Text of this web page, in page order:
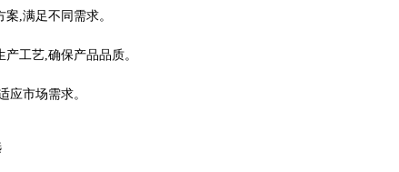
,满足不同需求。
工艺,确保产品品质。
应市场需求。